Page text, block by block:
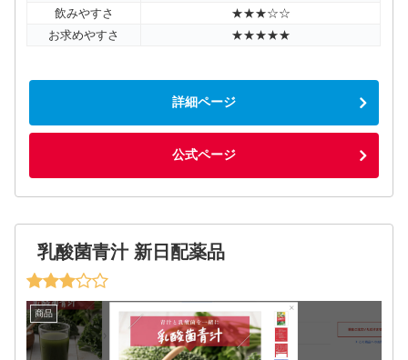
飲みやすさ
★★★☆☆
お求めやすさ
★★★★★
詳細ページ
公式ページ
乳酸菌青汁 新日配薬品
商品